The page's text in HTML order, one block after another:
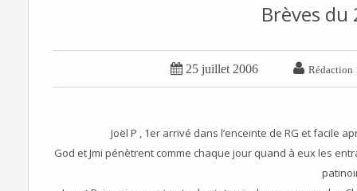
Brèves
 25 juillet 2006  Rédaction
Joël P , 1er arrivé dans l’enceinte de RG et facile
God et Jmi pénètrent comme chaque jour quand à eux les